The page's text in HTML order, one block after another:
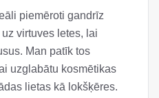
piemēroti gandrīz
virtuves letes, lai
Man patīk tos
uzglabātu kosmētikas
lietas kā lokšķēres.